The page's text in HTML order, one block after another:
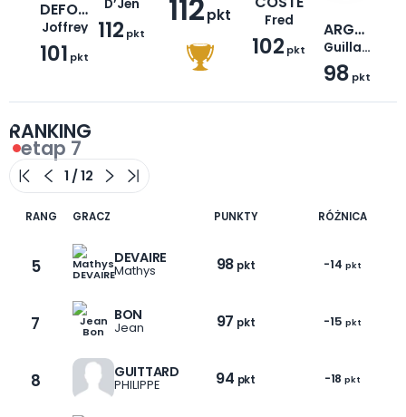
112pkt
D’Jen
112 pkt
Fred
102 pkt
DEFOSSÉ
Joffrey
101 pkt
ARGOUARCH
Guillaume
98 pkt
RANKING
etap 7
RANG GRACZ PUNKTY RÓŻNICA
5 DEVAIRE
Mathys 98 pkt -14 pkt
7 BON
Jean 97 pkt -15 pkt
8 GUITTARD
PHILIPPE 94 pkt -18 pkt